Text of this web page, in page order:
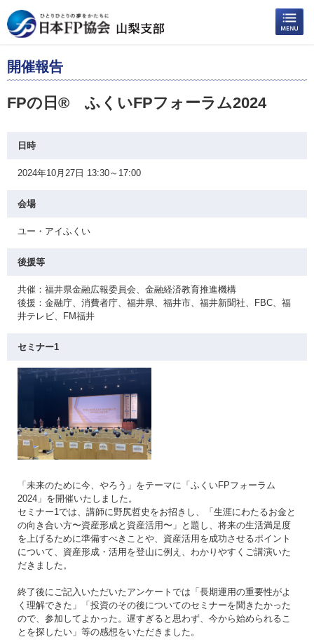
開催報告
FPの日® ふくいFPフォーラム2024
日時
2024年10月27日 13:30～17:00
会場
ユー・アイふくい
後援等
共催：福井県金融広報委員会、金融経済教育推進機構
後援：金融庁、消費者庁、福井県、福井市、福井新聞社、FBC、福
井テレビ、FM福井
セミナー1
「未来のために今、やろう」をテーマに「ふくいFPフォーラム
2024」を開催いたしました。
セミナー1では、講師に野尻哲史をお招きし、「生涯にわたるお金と
の向き合い方〜資産形成と資産活用〜」と題し、将来の生活満足度
を上げるために準備すべきことや、資産活用を成功させるポイント
について、資産形成・活用を登山に例え、わかりやすくご講演いた
だきました。
終了後にご記入いただいたアンケートでは「長期運用の重要性がよ
く理解できた」「投資のその後についてのセミナーを聞きたかった
ので、参加してよかった。遅すぎると思わず、今から始められるこ
とを探したい」等の感想をいただきました。